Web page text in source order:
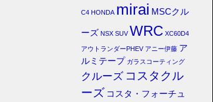
C4 HONDA mirai MSCクル
ーズ NSX SUV WRC XC60D4
アウトランダーPHEV アニー伊藤 ア
ルミテープ ガラスコーティング
クルーズ コスタクル
ーズ コスタ・フォーチュ